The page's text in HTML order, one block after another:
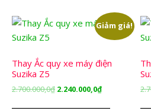
Giảm giá!
Thay Ắc quy xe máy điện
Suzika Z5
2.700.000,0₫ Giá
2.240.000,0₫Giá